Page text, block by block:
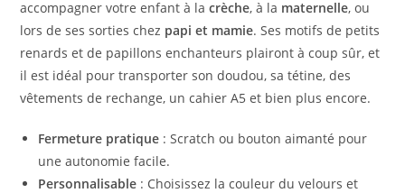
accompagner votre enfant à lacrèche, à la maternelle, ou
lors de ses sorties chez papi et mamie. Ses motifs de petits
renards et de papillons enchanteurs plairont à coup sûr, et
il est idéal pour transporter son doudou, sa tétine, des
vêtements de rechange, un cahier A5 et bien plus encore.
Fermeture pratique : Scratch ou bouton aimanté pour
une autonomie facile.
Personnalisable : Choisissez la couleur du velours et